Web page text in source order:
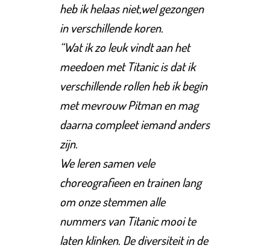
heb ik helaas niet,wel gezongen
in verschillende koren.
“Wat ik zo leuk vindt aan het
meedoen met Titanic is dat ik
verschillende rollen heb ik begin
met mevrouw Pitman en mag
daarna compleet iemand anders
zijn.
We leren samen vele
choreografieen en trainen lang
om onze stemmen alle
nummers van Titanic mooi te
laten klinken. De diversiteit in de